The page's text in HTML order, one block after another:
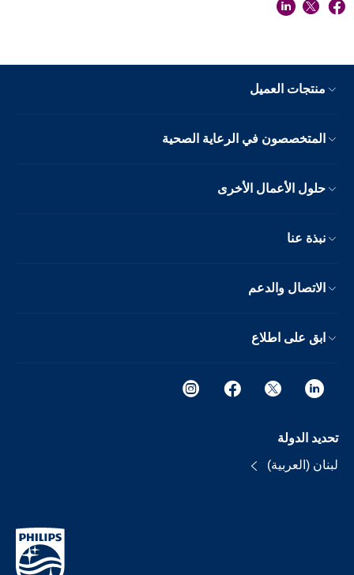
منتجات العميل
المتخصصون في الرعاية الصحية
حلول الأعمال الأخرى
نبذة عنا
الاتصال والدعم
ابق على اطلاع
تحديد الدولة
لبنان (العربية)